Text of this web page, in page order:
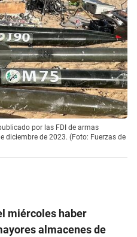
por las FDI de armas
diciembre de 2023. (Foto: Fuerzas de
miércoles haber
almacenes de